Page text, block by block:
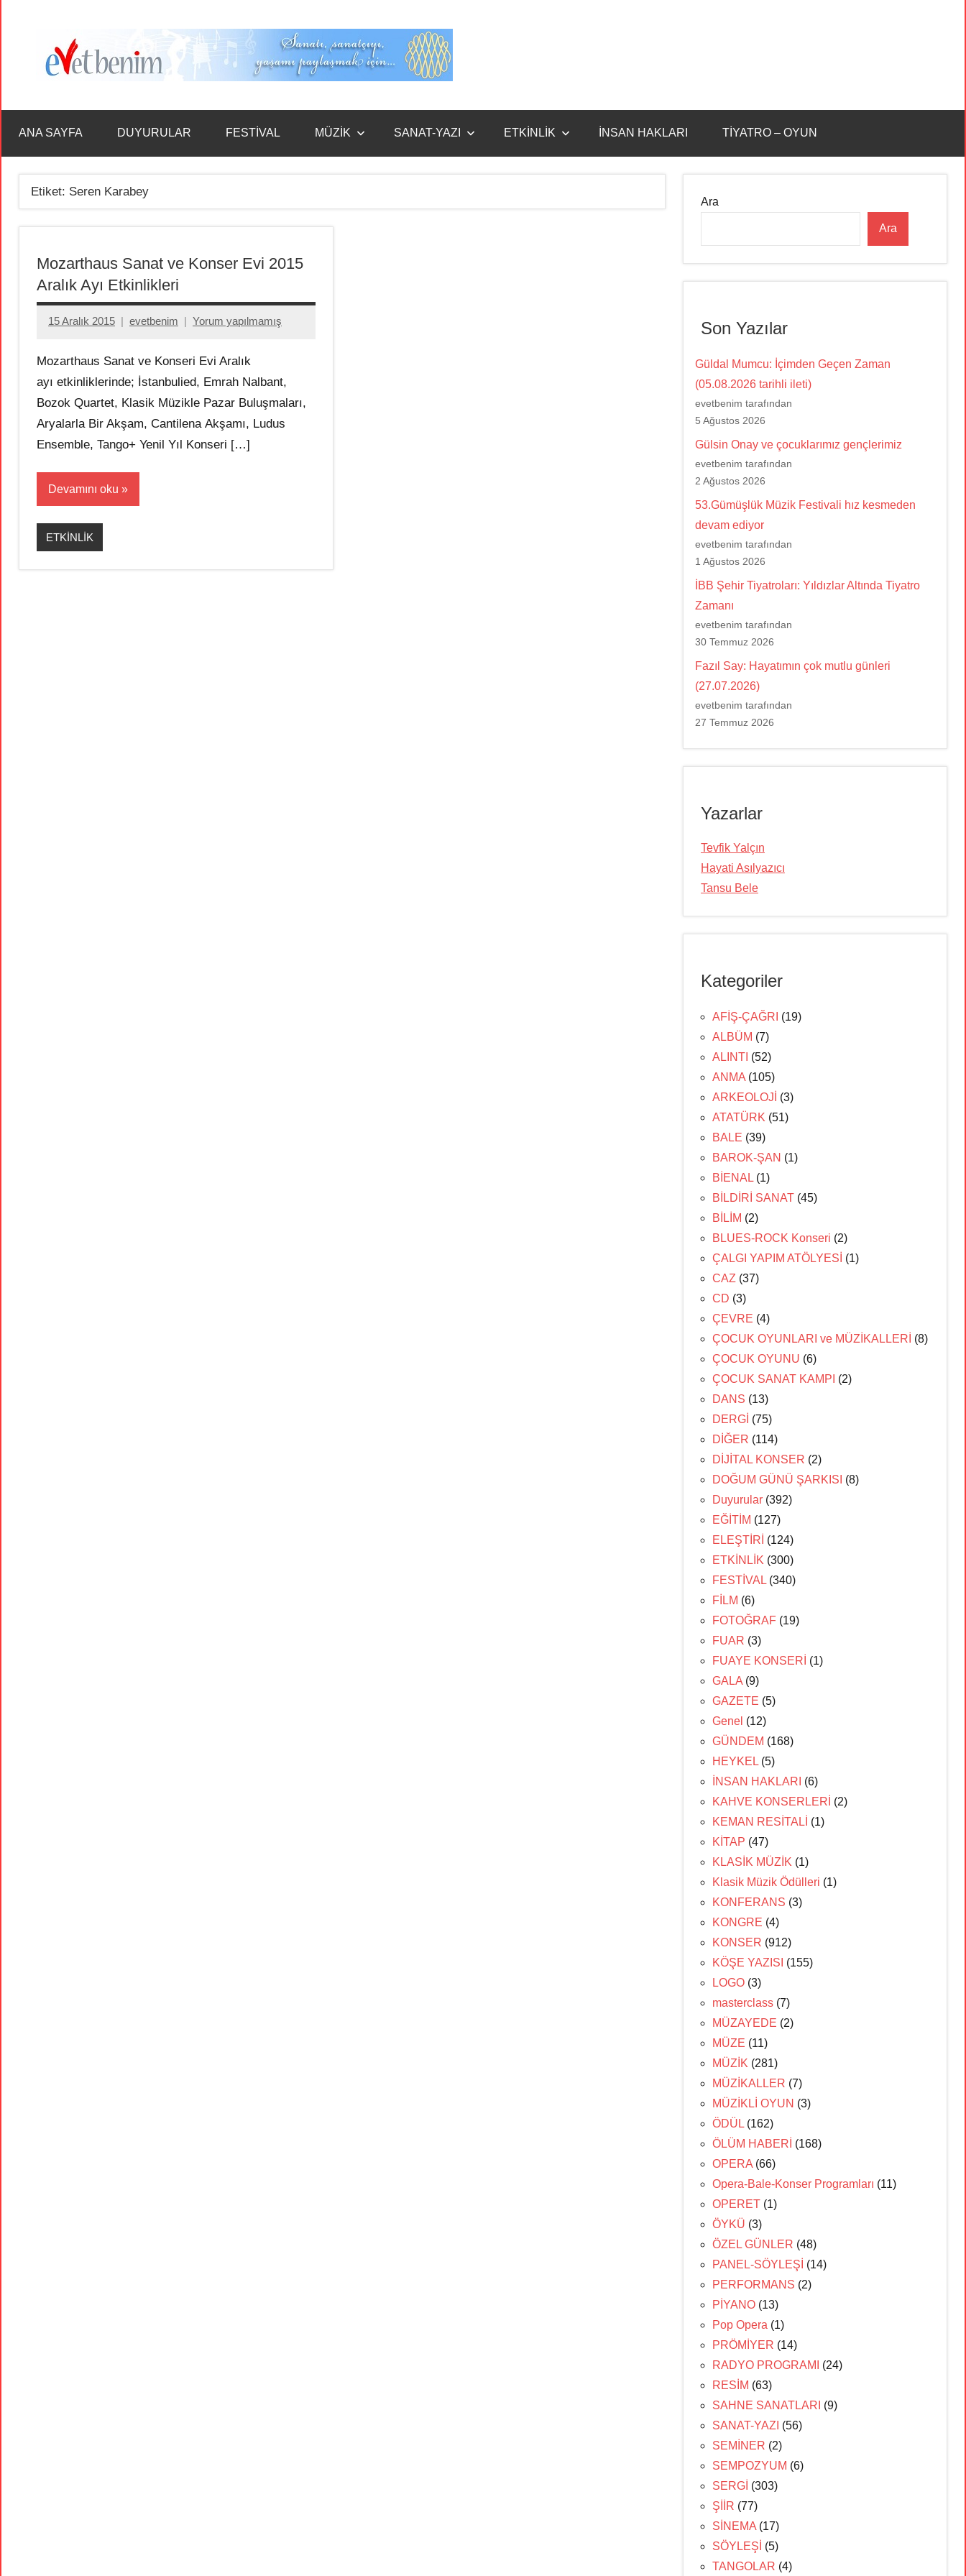
Benim
ANA SAYFA DUYURULAR FESTİVAL MÜZİK SANAT-YAZI ETKİNLİK İNSAN HAKLARI TİYATRO – OYUN
Etiket: Seren Karabey
Mozarthaus Sanat ve Konser Evi 2015
Aralık Ayı Etkinlikleri
15 Aralık 2015 evetbenim Yorum yapılmamış
Mozarthaus Sanat ve Konseri Evi Aralık
ayı etkinliklerinde; İstanbulied, Emrah Nalbant,
Bozok Quartet, Klasik Müzikle Pazar Buluşmaları,
Aryalarla Bir Akşam, Cantilena Akşamı, Ludus
Ensemble, Tango+ Yenil Yıl Konseri […]
Devamını oku
ETKİNLİK
Ara
Ara
Son Yazılar
Güldal Mumcu: İçimden Geçen Zaman
(05.08.2026 tarihli ileti)
evetbenim tarafından
5 Ağustos 2026
Gülsin Onay ve çocuklarımız gençlerimiz
evetbenim tarafından
2 Ağustos 2026
53.Gümüşlük Müzik Festivali hız kesmeden
devam ediyor
evetbenim tarafından
1 Ağustos 2026
İBB Şehir Tiyatroları: Yıldızlar Altında Tiyatro
Zamanı
evetbenim tarafından
30 Temmuz 2026
Fazıl Say: Hayatımın çok mutlu günleri
(27.07.2026)
evetbenim tarafından
27 Temmuz 2026
Yazarlar
Tevfik Yalçın
Hayati Asılyazıcı
Tansu Bele
Kategoriler
AFİŞ-ÇAĞRI (19)
ALBÜM (7)
ALINTI (52)
ANMA (105)
ARKEOLOJİ (3)
ATATÜRK (51)
BALE (39)
BAROK-ŞAN (1)
BİENAL (1)
BİLDİRİ SANAT (45)
BİLİM (2)
BLUES-ROCK Konseri (2)
ÇALGI YAPIM ATÖLYESİ (1)
CAZ (37)
CD (3)
ÇEVRE (4)
ÇOCUK OYUNLARI ve MÜZİKALLERİ (8)
ÇOCUK OYUNU (6)
ÇOCUK SANAT KAMPI (2)
DANS (13)
DERGİ (75)
DİĞER (114)
DİJİTAL KONSER (2)
DOĞUM GÜNÜ ŞARKISI (8)
Duyurular (392)
EĞİTİM (127)
ELEŞTİRİ (124)
ETKİNLİK (300)
FESTİVAL (340)
FİLM (6)
FOTOĞRAF (19)
FUAR (3)
FUAYE KONSERİ (1)
GALA (9)
GAZETE (5)
Genel (12)
GÜNDEM (168)
HEYKEL (5)
İNSAN HAKLARI (6)
KAHVE KONSERLERİ (2)
KEMAN RESİTALİ (1)
KİTAP (47)
KLASİK MÜZİK (1)
Klasik Müzik Ödülleri (1)
KONFERANS (3)
KONGRE (4)
KONSER (912)
KÖŞE YAZISI (155)
LOGO (3)
masterclass (7)
MÜZAYEDE (2)
MÜZE (11)
MÜZİK (281)
MÜZİKALLER (7)
MÜZİKLİ OYUN (3)
ÖDÜL (162)
ÖLÜM HABERİ (168)
OPERA (66)
Opera-Bale-Konser Programları (11)
OPERET (1)
ÖYKÜ (3)
ÖZEL GÜNLER (48)
PANEL-SÖYLEŞİ (14)
PERFORMANS (2)
PİYANO (13)
Pop Opera (1)
PRÖMİYER (14)
RADYO PROGRAMI
(24)
RESİM (63)
SAHNE SANATLARI (9)
SANAT-YAZI (56)
SEMİNER (2)
SEMPOZYUM (6)
SERGİ (303)
ŞİİR (77)
SİNEMA (17)
SÖYLEŞİ (5)
TANGOLAR (4)